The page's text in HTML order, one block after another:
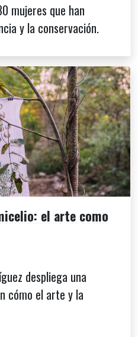
mujeres que han
y la conservación.
el arte como
despliega una
cómo el arte y la